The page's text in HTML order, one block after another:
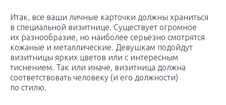
Итак, все ваши личные карточки должны храниться
в специальной визитнице. Существует огромное
их разнообразие, но наиболее серьезно смотрятся
кожаные и металлические. Девушкам подойдут
визитницы ярких цветов или с интересным
тиснением. Так или иначе, визитница должна
соответствовать человеку (и его должности)
по стилю.